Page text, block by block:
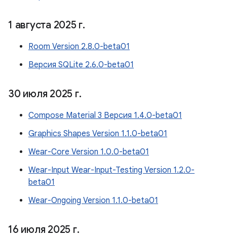
1 августа 2025 г.
Room Version 2.8.0-beta01
Версия SQLite 2.6.0-beta01
30 июля 2025 г.
Compose Material 3 Версия 1.4.0-beta01
Graphics Shapes Version 1.1.0-beta01
Wear-Core Version 1.0.0-beta01
Wear-Input Wear-Input-Testing Version 1.2.0-
beta01
Wear-Ongoing Version 1.1.0-beta01
16 июля 2025 г.